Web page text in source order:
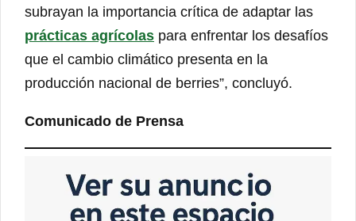
subrayan la importancia crítica de adaptar las
prácticas agrícolas para enfrentar los desafíos
que el cambio climático presenta en la
producción nacional de berries”, concluyó.
Comunicado de Prensa